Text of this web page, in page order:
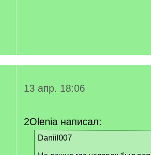
13 апр. 18:06
2Olenia написал:
[Daniil007